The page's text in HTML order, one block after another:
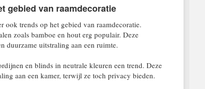
gebied van raamdecoratie
ook trends op het gebied van raamdecoratie.
zoals bamboe en hout erg populair. Deze
duurzame uitstraling aan een ruimte.
en blinds in neutrale kleuren een trend. Deze
aan een kamer, terwijl ze toch privacy bieden.